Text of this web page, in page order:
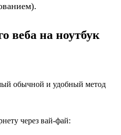
веба на ноутбук
обычной и удобный метод
через вай-фай: